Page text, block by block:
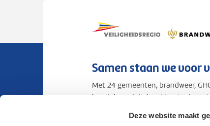
Deze website maakt
Samen staan we voor
Met 24 gemeenten, brandweer,
bundelen wij de krachten in de